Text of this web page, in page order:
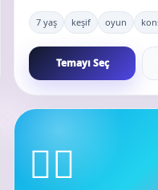
7 yaş keşif oyun
Temayı Seç
🧜‍♀️